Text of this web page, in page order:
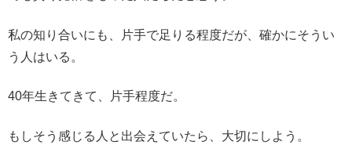
私の知り合いにも、片手で足りる程度だが、確かにそうい
う人はいる。
40年生きてきて、片手程度だ。
もしそう感じる人と出会えていたら、大切にしよう。